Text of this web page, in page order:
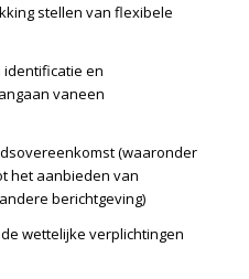
stellen van flexibele
en
vaneen
(waaronder
het aanbieden van
berichtgeving)
wettelijke verplichtingen